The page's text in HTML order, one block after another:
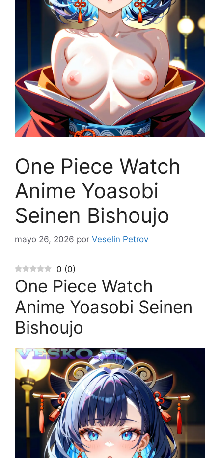
One Piece Watch
Anime Yoasobi
Seinen Bishoujo
mayo 26, 2026 por Veselin Petrov
0 (0)
One Piece Watch
Anime Yoasobi Seinen
Bishoujo